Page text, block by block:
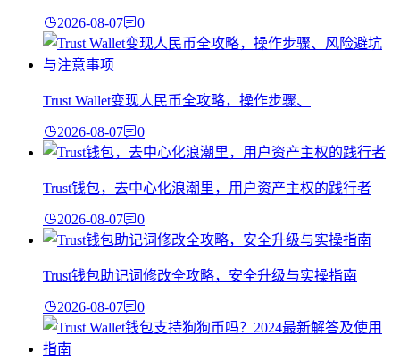
2026-08-07 0
Trust Wallet变现人民币全攻略，操作步骤、
2026-08-07 0
Trust钱包，去中心化浪潮里，用户资产主权的践行者
2026-08-07 0
Trust钱包助记词修改全攻略，安全升级与实操指南
2026-08-07 0